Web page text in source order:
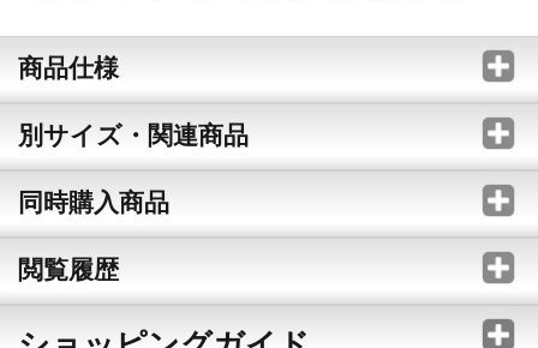
商品仕様
別サイズ・関連商品
同時購入商品
閲覧履歴